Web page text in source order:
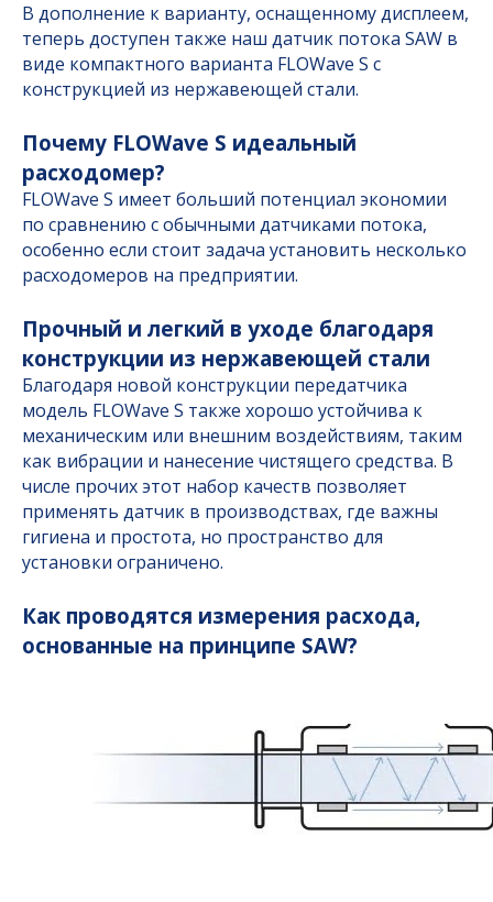
В дополнение к варианту, оснащенному дисплеем,
теперь доступен также наш датчик потока SAW в
виде компактного варианта FLOWave S с
конструкцией из нержавеющей стали.
Почему FLOWave S идеальный
расходомер?
FLOWave S имеет больший потенциал экономии
по сравнению с обычными датчиками потока,
особенно если стоит задача установить несколько
расходомеров на предприятии.
Прочный и легкий в уходе благодаря
конструкции из нержавеющей стали
Благодаря новой конструкции передатчика
модель FLOWave S также хорошо устойчива к
механическим или внешним воздействиям, таким
как вибрации и нанесение чистящего средства. В
числе прочих этот набор качеств позволяет
применять датчик в производствах, где важны
гигиена и простота, но пространство для
установки ограничено.
Как проводятся измерения расхода,
основанные на принципе SAW?